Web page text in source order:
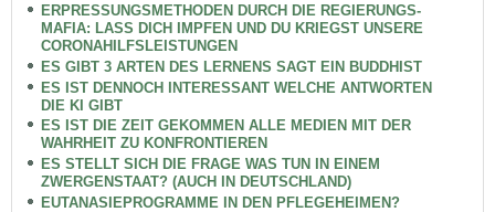
ERPRESSUNGSMETHODEN DURCH DIE REGIERUNGS-
MAFIA: LASS DICH IMPFEN UND DU KRIEGST UNSERE
CORONAHILFSLEISTUNGEN
ES GIBT 3 ARTEN DES LERNENS SAGT EIN BUDDHIST
ES IST DENNOCH INTERESSANT WELCHE ANTWORTEN
DIE KI GIBT
ES IST DIE ZEIT GEKOMMEN ALLE MEDIEN MIT DER
WAHRHEIT ZU KONFRONTIEREN
ES STELLT SICH DIE FRAGE WAS TUN IN EINEM
ZWERGENSTAAT? (AUCH IN DEUTSCHLAND)
EUTANASIEPROGRAMME IN DEN PFLEGEHEIMEN?